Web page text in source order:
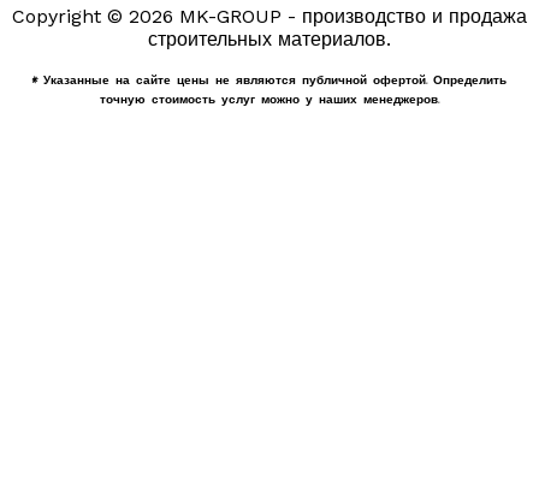
Copyright © 2026 MK-GROUP - производство и продажа
строительных материалов.
* Указанные на сайте цены не являются публичной офертой. Определить
точную стоимость услуг можно у наших менеджеров.